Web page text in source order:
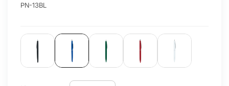
PN-13BL